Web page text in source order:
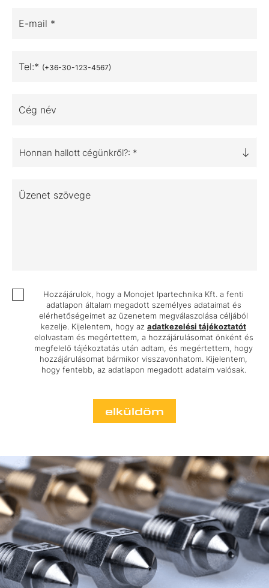
E-mail *
Tel:* (+36-30-123-4567)
Cég név
Honnan hallott cégünkről?: *
Üzenet szövege
Hozzájárulok, hogy a Monojet Ipartechnika Kft. a fenti
adatlapon általam megadott személyes adataimat és
elérhetőségeimet az üzenetem megválaszolása céljából
kezelje. Kijelentem, hogy az adatkezelési tájékoztatót
elolvastam és megértettem, a hozzájárulásomat önként és
megfelelő tájékoztatás után adtam, és megértettem, hogy
hozzájárulásomat bármikor visszavonhatom. Kijelentem,
hogy fentebb, az adatlapon megadott adataim valósak.
elküldöm